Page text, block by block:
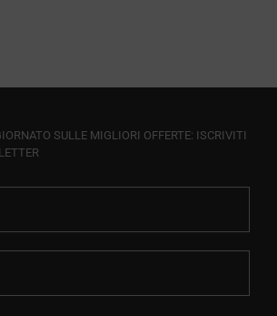
SULLE MIGLIORI OFFERTE: ISCRIVITI